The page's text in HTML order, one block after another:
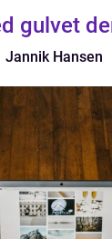
gulvet
Jannik Hansen